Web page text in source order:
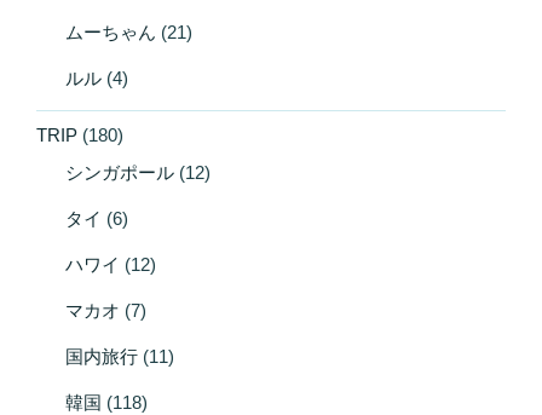
ムーちゃん (21)
ルル (4)
TRIP (180)
シンガポール (12)
タイ (6)
ハワイ (12)
マカオ (7)
国内旅行 (11)
韓国 (118)